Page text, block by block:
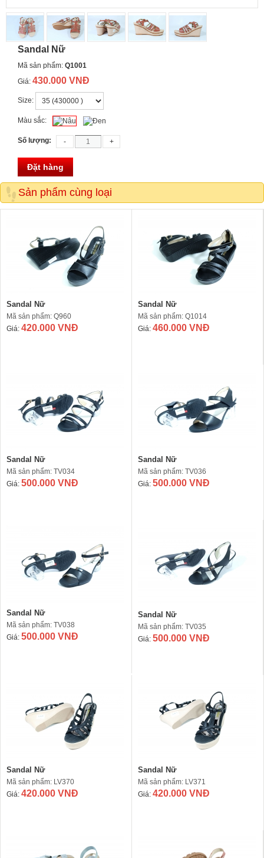
Sandal Nữ
Mã sản phẩm: Q1001
Giá: 430.000 VNĐ
Size:
Màu sắc:
Số lượng:
Đặt hàng
Sản phẩm cùng loại
Sandal Nữ
Mã sản phẩm: Q960
Giá: 420.000 VNĐ
Sandal Nữ
Mã sản phẩm: Q1014
Giá: 460.000 VNĐ
Sandal Nữ
Mã sản phẩm: TV034
Giá: 500.000 VNĐ
Sandal Nữ
Mã sản phẩm: TV036
Giá: 500.000 VNĐ
Sandal Nữ
Mã sản phẩm: TV038
Giá: 500.000 VNĐ
Sandal Nữ
Mã sản phẩm: TV035
Giá: 500.000 VNĐ
Sandal Nữ
Mã sản phẩm: LV370
Giá: 420.000 VNĐ
Sandal Nữ
Mã sản phẩm: LV371
Giá: 420.000 VNĐ